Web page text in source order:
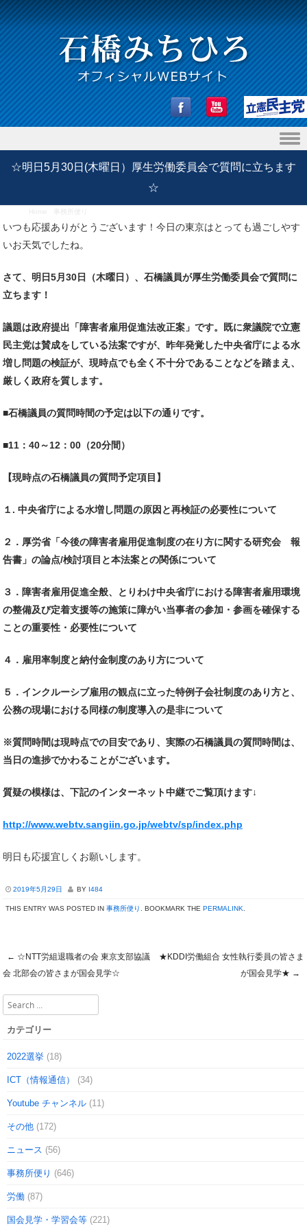
Skip to content
☆明日5月30日(木曜日）厚生労働委員会で質問に立ちます
☆
いつも応援ありがとうございます！今日の東京はとっても過ごしやす
いお天気でしたね。
さて、明日5月30日（木曜日）、石橋議員が厚生労働委員会で質問に
立ちます！
議題は政府提出「障害者雇用促進法改正案」です。既に衆議院で立憲
民主党は賛成をしている法案ですが、昨年発覚した中央省庁による水
増し問題の検証が、現時点でも全く不十分であることなどを踏まえ、
厳しく政府を質します。
■石橋議員の質問時間の予定は以下の通りです。
■11：40～12：00（20分間）
【現時点の石橋議員の質問予定項目】
１. 中央省庁による水増し問題の原因と再検証の必要性について
２．厚労省「今後の障害者雇用促進制度の在り方に関する研究会 報
告書」の論点/検討項目と本法案との関係について
３．障害者雇用促進全般、とりわけ中央省庁における障害者雇用環境
の整備及び定着支援等の施策に障がい当事者の参加・参画を確保する
ことの重要性・必要性について
４．雇用率制度と納付金制度のあり方について
５．インクルーシブ雇用の観点に立った特例子会社制度のあり方と、
公務の現場における同様の制度導入の是非について
※質問時間は現時点での目安であり、実際の石橋議員の質問時間は、
当日の進捗でかわることがございます。
質疑の模様は、下記のインターネット中継でご覧頂けます↓
http://www.webtv.sangiin.go.jp/webtv/sp/index.php
明日も応援宜しくお願いします。
2019年5月29日 BY I484
THIS ENTRY WAS POSTED IN 事務所便り . BOOKMARK THE PERMALINK
Post navigation
← ☆NTT労組退職者の会 東京支部協議
会 北部会の皆さまが国会見学☆
★KDDI労働組合 女性執行委員の皆さま
が国会見学★ →
Search
カテゴリー
2022選挙 (18)
ICT（情報通信） (34)
Youtube チャンネル (11)
その他 (172)
ニュース (56)
事務所便り (646)
労働 (87)
国会見学・学習会等 (221)